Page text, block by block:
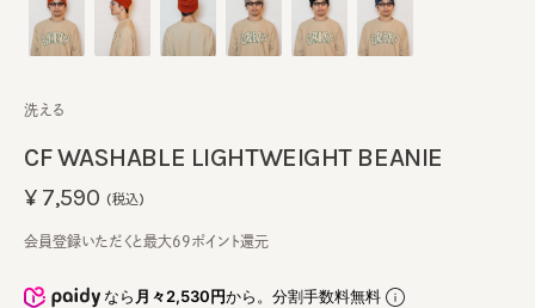
CF WASHABLE LIGHTWEIGHT BEANIE
洗える
なら月々2,530円から。分割手数料無料
¥7,590 (税込)
会員登録いただくと最大69ポイント還元